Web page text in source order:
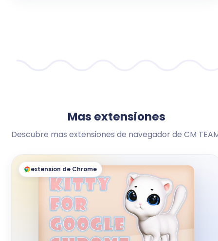
Mas extensiones
Descubre mas extensiones de navegador de CM
extension de Chrome